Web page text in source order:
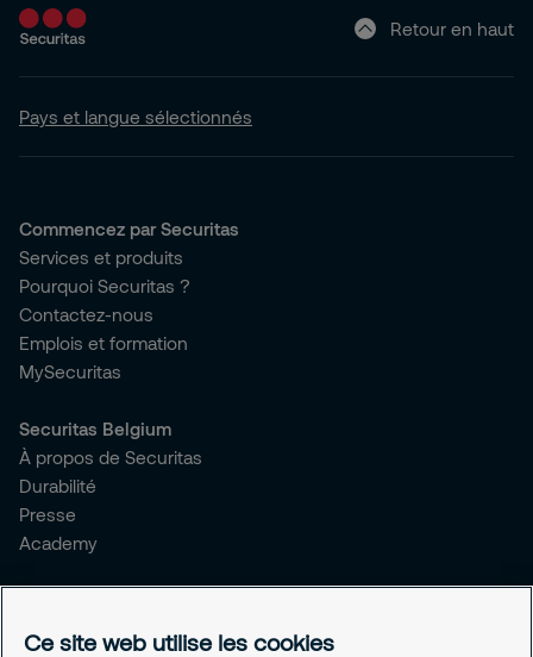
Retour en haut
Pays et langue sélectionnés
Commencez par Securitas
Services et produits
Pourquoi Securitas ?
Contactez-nous
Emplois et formation
MySecuritas
Securitas Belgium
À propos de Securitas
Durabilité
Presse
Academy
Ce site web utilise les cookies